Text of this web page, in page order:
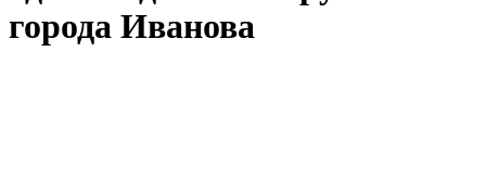
города Иванова